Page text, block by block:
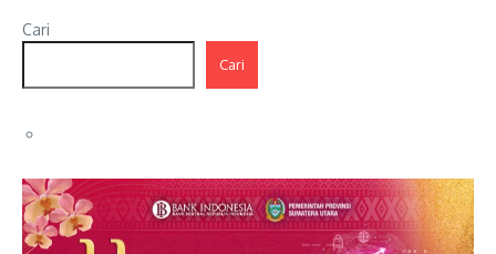
Cari
Cari